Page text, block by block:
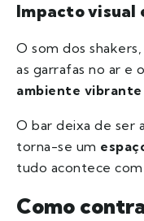
Impacto visual
O som dos
as garrafas no ar e
ambiente
O bar deixa de ser
torna-se um
tudo acontece
Como